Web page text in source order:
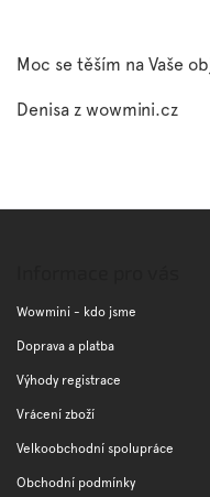
Moc se těším na Vaše
Denisa z wowmini.cz
Wowmini - kdo jsme
Doprava a platba
Výhody registrace
Vrácení zboží
Velkoobchodní spolupráce
Obchodní podmínky